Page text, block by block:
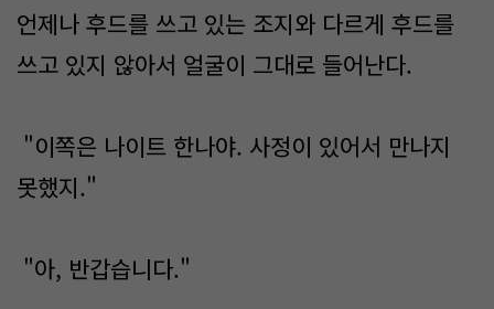
언제나 후드를 쓰고 있는 조지와 다르게 후드를
쓰고 있지 않아서 얼굴이 그대로 들어난다.
"이쪽은 나이트 한나야. 사정이 있어서 만나지
못했지."
"아, 반갑습니다."